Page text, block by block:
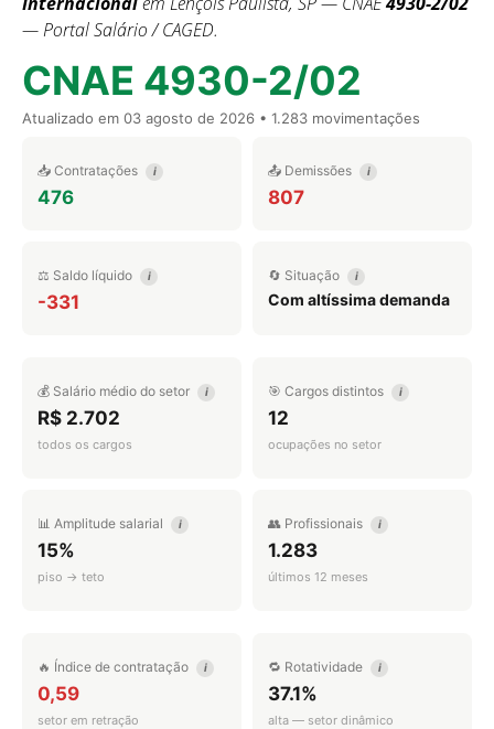
— Portal Salário / CAGED.
CNAE 4930-2/02
Atualizado em 03 agosto de 2026 • 1.283 movimentações
📥 Contratações i
476
📤 Demissões i
807
⚖️ Saldo líquido i
-331
🔄 Situação i
Com altíssima demanda
💰 Salário médio do setor i
R$ 2.702
todos os cargos
🎯 Cargos distintos i
12
ocupações no setor
📊 Amplitude salarial i
15%
piso → teto
👥 Profissionais i
1.283
últimos 12 meses
🔥 Índice de contratação i
0,59
setor em retração
🔁 Rotatividade i
37.1%
alta — setor dinâmico